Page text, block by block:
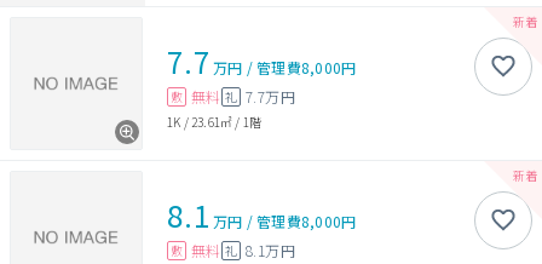
7.7 万円 /管理費8,000円
敷 無料 礼 7.7万円
1K / 23.61㎡ / 1階
8.1 万円 /管理費8,000円
敷 無料 礼 8.1万円